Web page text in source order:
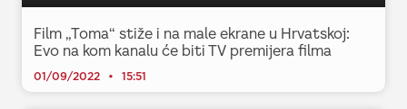
Film „Toma“ stiže i na male ekrane u Hrvatskoj:
Evo na kom kanalu će biti TV premijera filma
01/09/2022 15:51